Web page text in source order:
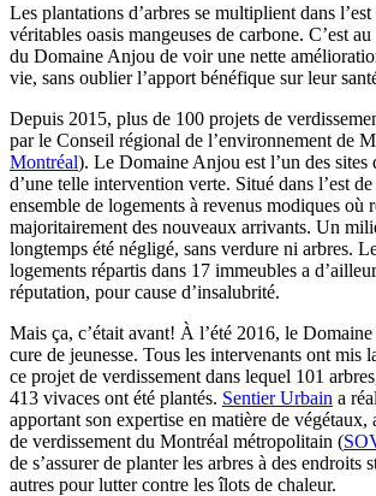
Les plantations d’arbres se multiplient dans
véritables oasis mangeuses de carbone. C’est
du Domaine Anjou de voir une nette
vie, sans oublier l’apport bénéfique sur leur
Depuis 2015, plus de 100 projets de
par le Conseil régional de l’environnement de
Montréal). Le Domaine Anjou est l’un des sites
d’une telle intervention verte. Situé dans l’est
ensemble de logements à revenus modiques où
majoritairement des nouveaux arrivants. Un
longtemps été négligé, sans verdure ni arbres.
logements répartis dans 17 immeubles a
réputation, pour cause d’insalubrité.
Mais ça, c’était avant! À l’été 2016, le
cure de jeunesse. Tous les intervenants ont mis
ce projet de verdissement dans lequel 101
413 vivaces ont été plantés. Sentier Urbain a
apportant son expertise en matière de végétaux,
de verdissement du Montréal métropolitain (
de s’assurer de planter les arbres à des endroits
autres pour lutter contre les îlots de chaleur.